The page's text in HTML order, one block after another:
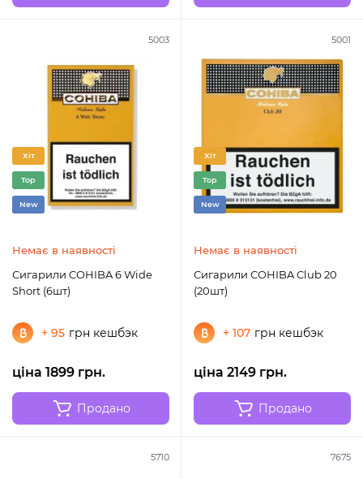
5003
Хіт
Top
New
Немає в наявності
Сигарили COHIBA 6 Wide
Short (6шт)
+ 95 грн кешбэк
ціна 1899 грн.
Продано
5001
Хіт
Top
New
Немає в наявності
Сигарили COHIBA Club 20
(20шт)
+ 107 грн кешбэк
ціна 2149 грн.
Продано
5710 7675